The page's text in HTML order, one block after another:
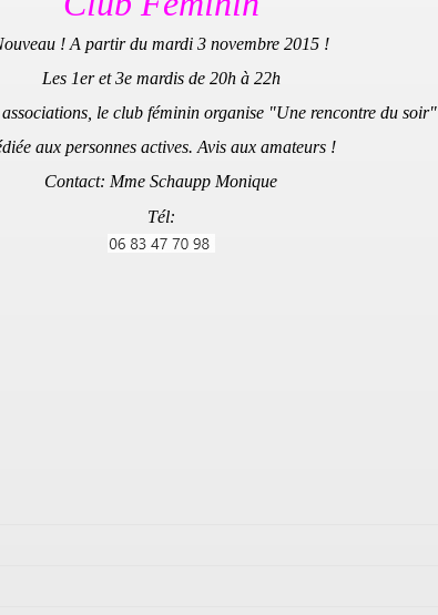
! A partir du mardi 3 novembre 2015 !
Les 1er et 3e mardis de 20h à 22h
le club féminin organise "Une rencontre du soir"
aux personnes actives. Avis aux amateurs !
Contact: Mme Schaupp Monique
Tél: